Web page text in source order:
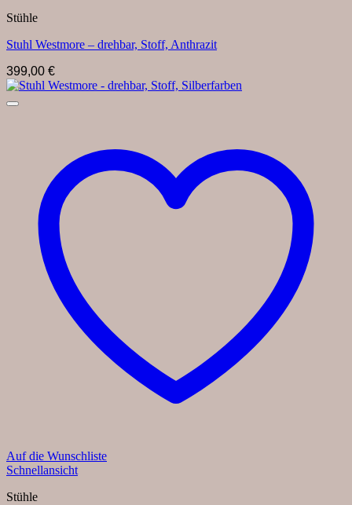
Stühle
Stuhl Westmore – drehbar, Stoff, Anthrazit
399,00 €
Auf die Wunschliste
Schnellansicht
Stühle